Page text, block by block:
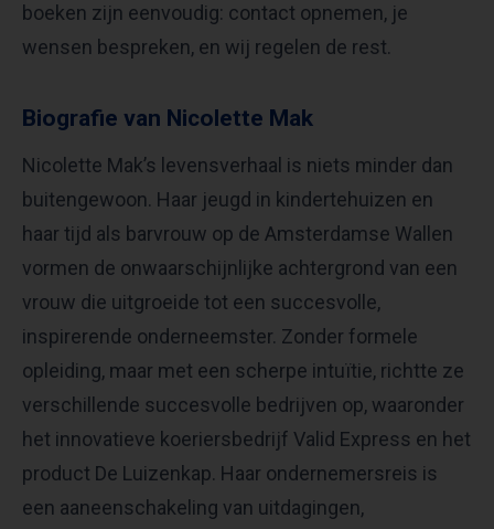
boeken zijn eenvoudig: contact opnemen, je
wensen bespreken, en wij regelen de rest.
Biografie van Nicolette Mak
Nicolette Mak’s levensverhaal is niets minder dan
buitengewoon. Haar jeugd in kindertehuizen en
haar tijd als barvrouw op de Amsterdamse Wallen
vormen de onwaarschijnlijke achtergrond van een
vrouw die uitgroeide tot een succesvolle,
inspirerende onderneemster. Zonder formele
opleiding, maar met een scherpe intuïtie, richtte ze
verschillende succesvolle bedrijven op, waaronder
het innovatieve koeriersbedrijf Valid Express en het
product De Luizenkap. Haar ondernemersreis is
een aaneenschakeling van uitdagingen,